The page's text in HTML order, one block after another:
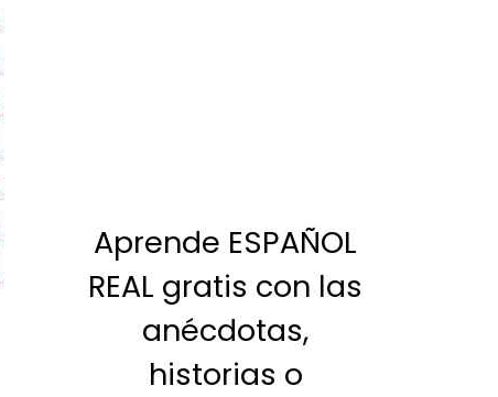
Aprende ESPAÑOL
REAL gratis con las
anécdotas,
historias o